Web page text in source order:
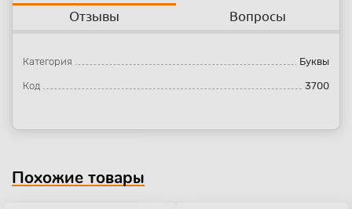
Отзывы
Вопросы
Категория Буквы
Код 3700
Похожие товары